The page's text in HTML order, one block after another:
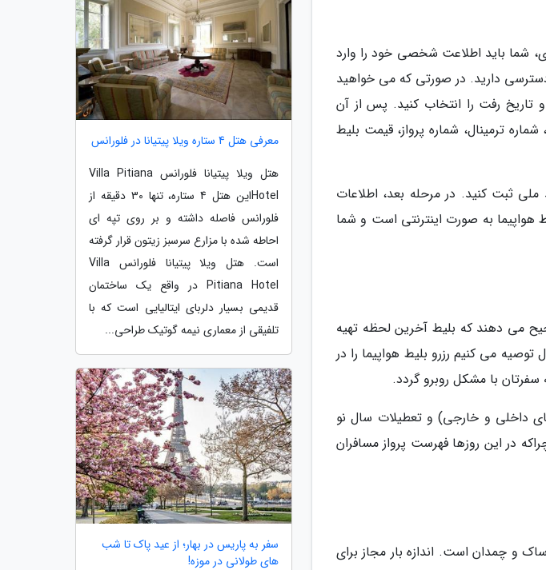
شما باید اطلاعت شخصی خود را وارد
دارید. در صورتی که می خواهید
تاریخ رفت را انتخاب کنید. پس از آن
ترمینال، شماره پرواز، قیمت بلیط
ثبت کنید. در مرحله بعد، اطلاعات
هواپیما به صورت اینترنتی است و شما
می دهند که بلیط آخرین لحظه تهیه
توصیه می کنیم رزرو بلیط هواپیما را در
با مشکل روبرو گردد.
داخلی و خارجی) و تعطیلات سال نو
در این روزها فهرست پرواز مسافران
و چمدان است. اندازه بار مجاز برای
معرفی هتل 4 ستاره ویلا پیتیانا در فلورانس
هتل ویلا پیتیانا فلورانس Villa Pitiana
Hotelاین هتل 4 ستاره، تنها 30 دقیقه از
فلورانس فاصله داشته و بر روی تپه ای
احاطه شده با مزارع سرسبز زیتون قرار گرفته
است. هتل ویلا پیتیانا فلورانس Villa
Pitiana Hotel در واقع یک ساختمان
قدیمی بسیار دلربای ایتالیایی است که با
تلفیقی از معماری نیمه گوتیک طراحی...
سفر به پاریس در بهار؛ از عید پاک تا شب
های طولانی در موزه!